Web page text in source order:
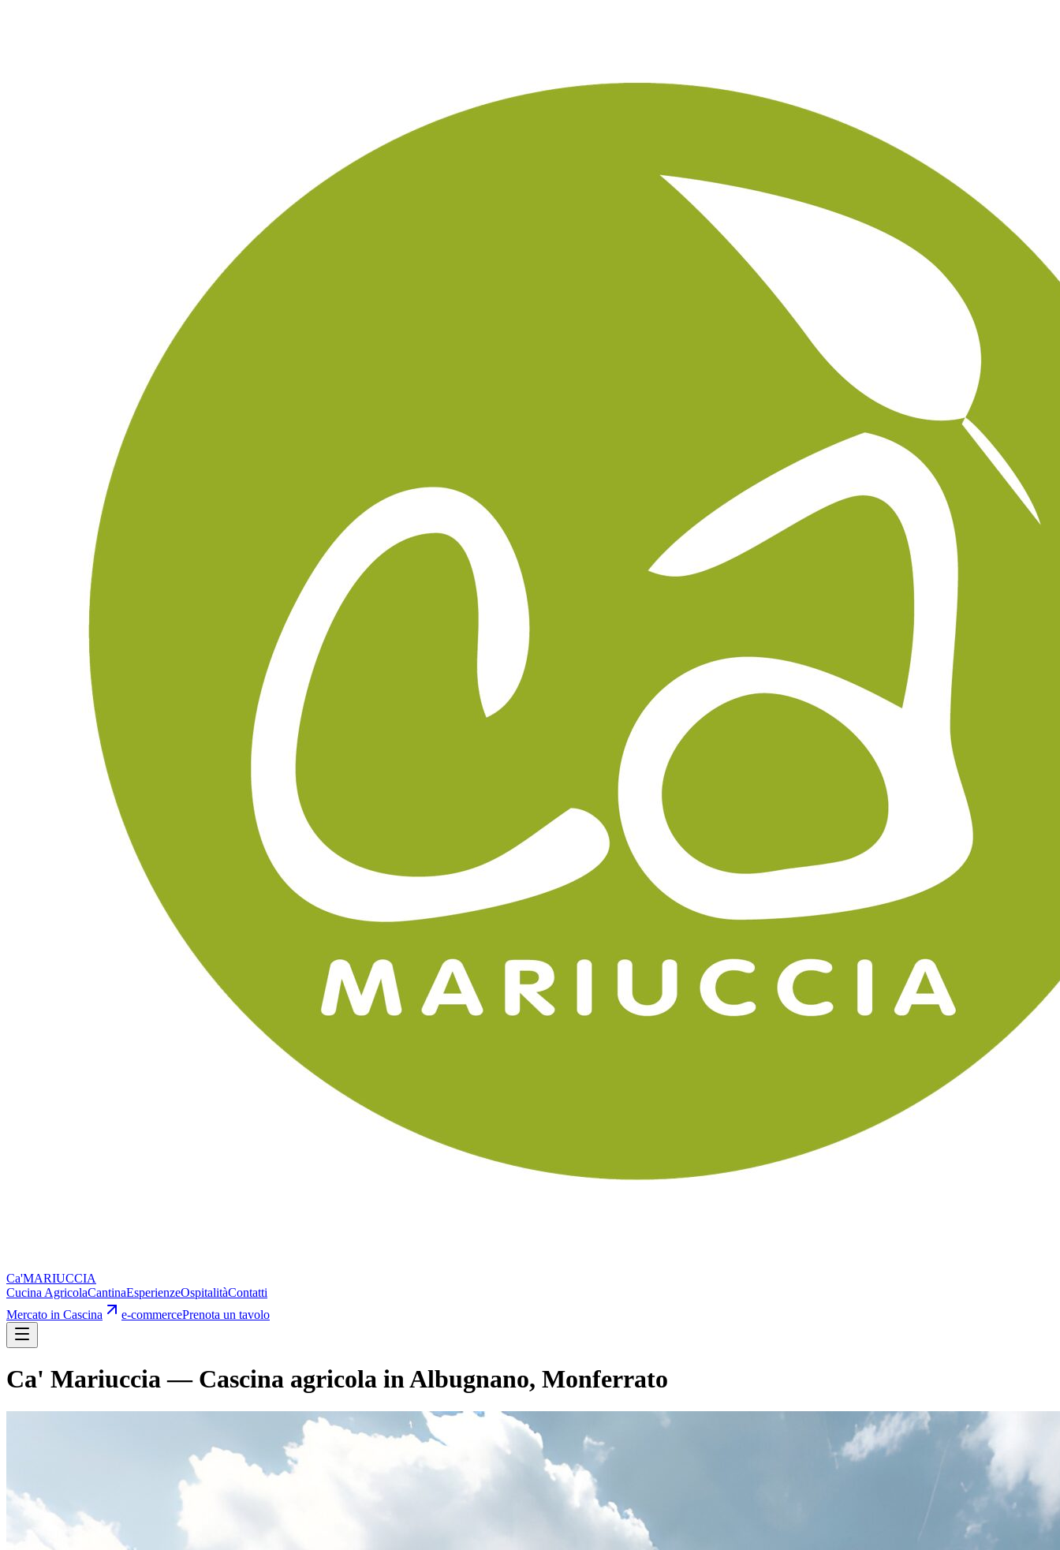
Ca'MARIUCCIA
Cucina AgricolaCantinaEsperienzeOspitalitàContatti
Mercato in Cascina
e-commercePrenota un tavolo
Ca' Mariuccia — Cascina agricola in Albugnano, Monferrato